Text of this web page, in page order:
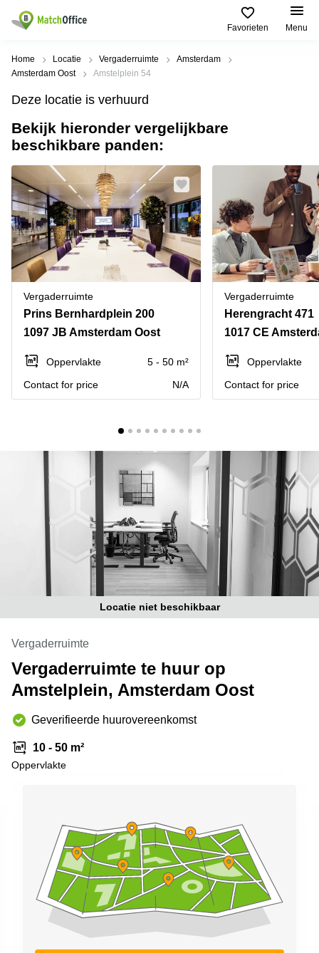
Favorieten Menu
Huren / Verhuren
Productpagina's
Kantoorruimten
Business
Flexplekken
Coworking
Spaces
Vergaderruimten
Virtueel
Kantoor
Bedrijfsruimte
Populaire
Steden
Alkmaar
Amsterdam
Westpoort
Bergen
op
Zoom
Amersfoort
Breda
Hengelo
Hilversum
Hoofddorp
Tiel
Tilburg
Zwolle
Amsterdam
Westpoort
Populaire
zoekopdrachten
Kantoorruimte
in Breda
Kantoor
huren
Bergen
op
Zoom
Kantoor
huren
Tiel
Kantoor
huren
Reeuwijk
Business
Arnhem
Westpoort
Business
center
Hilversum
Business
center
Haag
Coworking
space
Coworking
Arnhem
Kantoorruimte
in Arnhem
space
Coworking
space
Kantoor
Huren
Hengelo
Bedrijfsruimte
Huren in
Help
Over ons
Voeg je kantoorruimte toe
Huurprijs
Log in
Home Locatie Vergaderruimte
Amsterdam
Amsterdam Oost
Amstelplein 54
Deze locatie is verhuurd
Bekijk hieronder vergelijkbare
beschikbare panden:
Vergaderruimte
Prins Bernhardplein 200
1097 JB Amsterdam Oost
Oppervlakte
5 - 50 m²
Contact for price
N/A
Vergaderruimte
Herengracht 471
1017 CE
Oppervlakte
Contact for price
Locatie niet beschikbaar
Vergaderruimte
Vergaderruimte te huur op
Amstelplein, Amsterdam Oost
Geverifieerde huurovereenkomst
10 - 50 m²
Oppervlakte